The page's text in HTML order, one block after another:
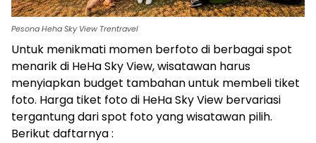
Pesona Heha Sky View Trentravel
Untuk menikmati momen berfoto di berbagai spot
menarik di HeHa Sky View, wisatawan harus
menyiapkan budget tambahan untuk membeli tiket
foto. Harga tiket foto di HeHa Sky View bervariasi
tergantung dari spot foto yang wisatawan pilih.
Berikut daftarnya :